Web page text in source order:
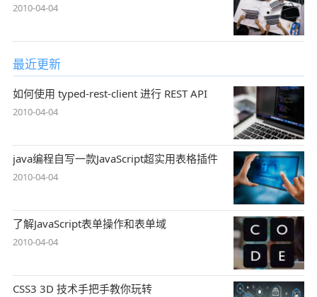
2010-04-04
最近更新
如何使用 typed-rest-client 进行 REST API
2010-04-04
java编程自写一款JavaScript超实用表格插件
2010-04-04
了解JavaScript表单操作和表单域
2010-04-04
CSS3 3D 技术手把手教你玩转